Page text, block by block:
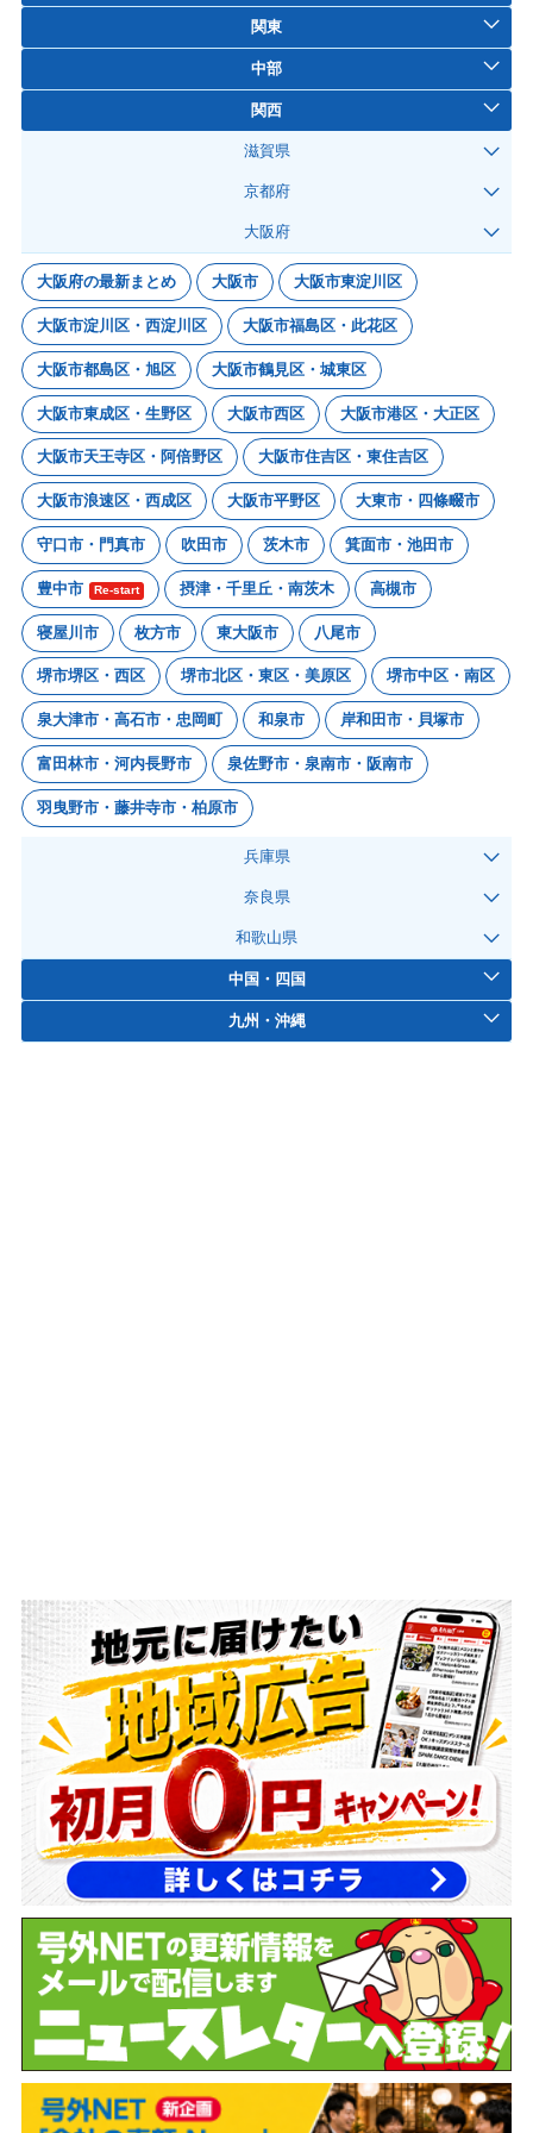
関東
中部
関西
滋賀県
京都府
大阪府
大阪府の最新まとめ 大阪市 大阪市東淀川区
大阪市淀川区・西淀川区 大阪市福島区・此花区
大阪市都島区・旭区 大阪市鶴見区・城東区
大阪市東成区・生野区 大阪市西区 大阪市港区・大正区
大阪市天王寺区・阿倍野区 大阪市住吉区・東住吉区
大阪市浪速区・西成区 大阪市平野区 大東市・四條畷市
守口市・門真市 吹田市 茨木市 箕面市・池田市
豊中市 Re-start 摂津・千里丘・南茨木 高槻市
寝屋川市 枚方市 東大阪市 八尾市
堺市堺区・西区 堺市北区・東区・美原区 堺市中区・南区
泉大津市・高石市・忠岡町 和泉市 岸和田市・貝塚市
富田林市・河内長野市 泉佐野市・泉南市・阪南市
羽曳野市・藤井寺市・柏原市
兵庫県
奈良県
和歌山県
中国・四国
九州・沖縄